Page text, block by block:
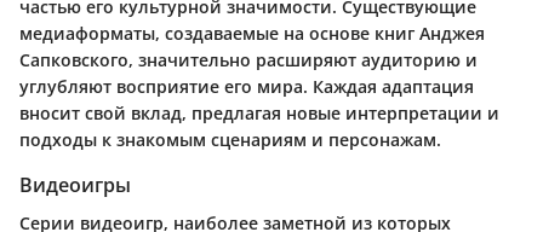
частью его культурной значимости. Существующие
медиаформаты, создаваемые на основе книг Анджея
Сапковского, значительно расширяют аудиторию и
углубляют восприятие его мира. Каждая адаптация
вносит свой вклад, предлагая новые интерпретации и
подходы к знакомым сценариям и персонажам.
Видеоигры
Серии видеоигр, наиболее заметной из которых